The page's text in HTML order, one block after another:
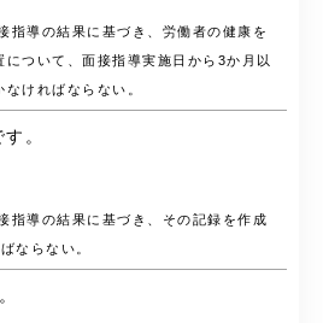
指導の結果に基づき、労働者の健康を
ついて、面接指導実施日から3か月以
ければならない。
。
指導の結果に基づき、その記録を作成
ならない。